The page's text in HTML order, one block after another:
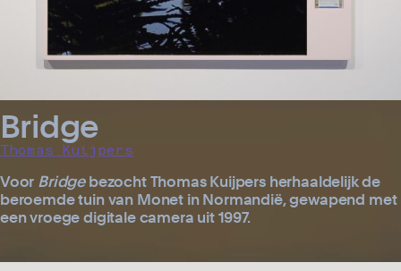
Bridge
Thomas Kuijpers
Voor Bridgebezocht Thomas Kuijpers herhaaldelijk de
beroemde tuin van Monet in Normandië, gewapend met
een vroege digitale camera uit 1997.